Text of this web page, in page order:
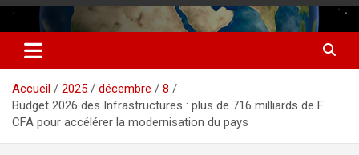
DIASPORA PULSE
Accueil 2025 décembre
8
Budget 2026 des Infrastructures : plus de 716 milliards de F
CFA pour accélérer la modernisation du pays